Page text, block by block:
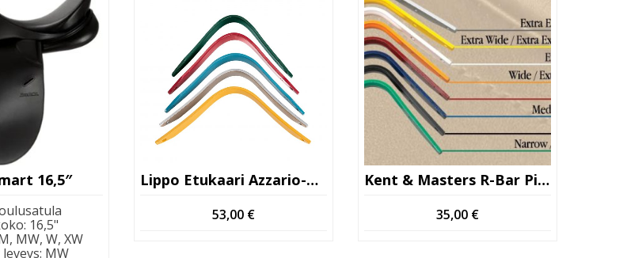
16,5″
: 16,5"
MW, W, XW
: MW
Lippo Etukaari Azzario-Brandi
53,00 €
Kent & Masters R-Bar Pitkä Etukaari
35,00 €